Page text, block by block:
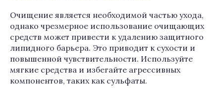
Очищение является необходимой частью ухода,
однако чрезмерное использование очищающих
средств может привести к удалению защитного
липидного барьера. Это приводит к сухости и
повышенной чувствительности. Используйте
мягкие средства и избегайте агрессивных
компонентов, таких как сульфаты.